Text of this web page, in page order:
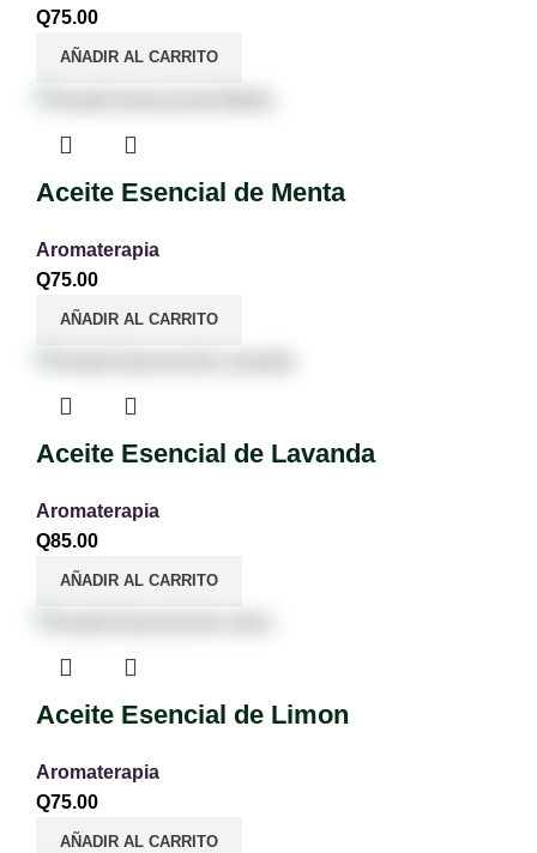
Q75.00
AÑADIR AL CARRITO
Aceite Esencial de Menta
Aromaterapia
Q75.00
AÑADIR AL CARRITO
Aceite Esencial de Lavanda
Aromaterapia
Q85.00
AÑADIR AL CARRITO
Aceite Esencial de Limon
Aromaterapia
Q75.00
AÑADIR AL CARRITO